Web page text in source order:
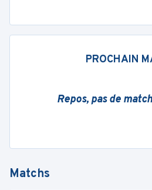
PROCHAIN
Repos, pas de
Matchs